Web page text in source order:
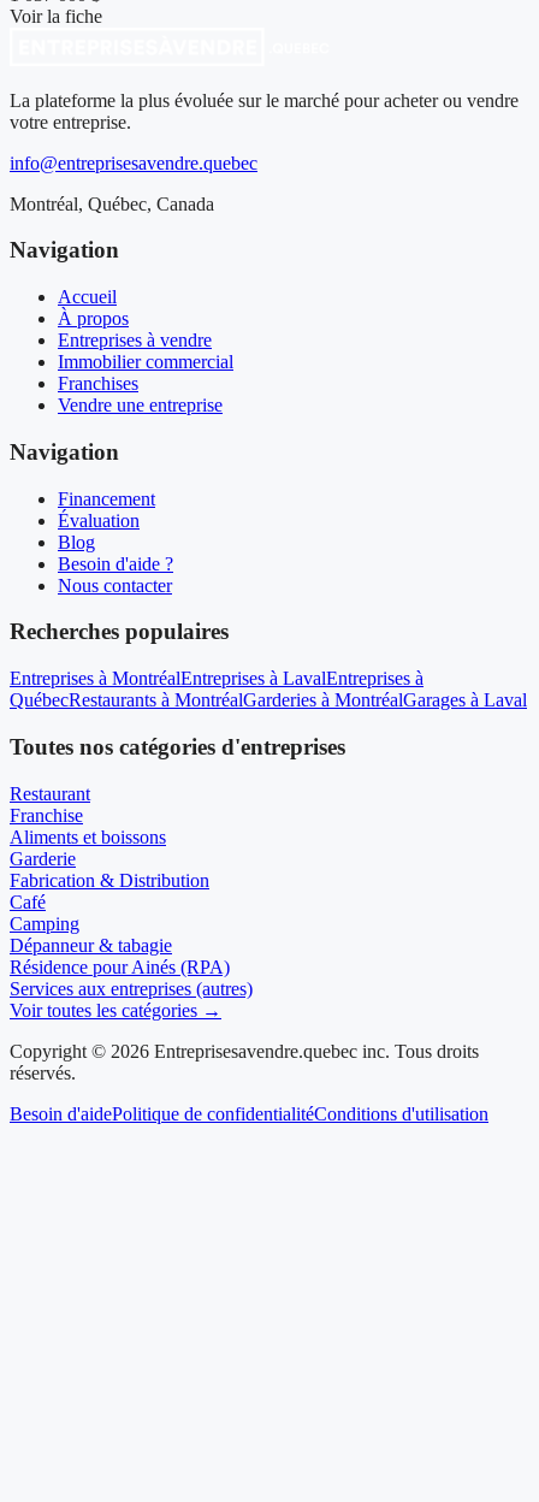
Voir la fiche
La plateforme la plus évoluée sur le marché pour acheter ou vendre
votre entreprise.
info@entreprisesavendre.quebec
Montréal, Québec, Canada
Navigation
Accueil
À propos
Entreprises à vendre
Immobilier commercial
Franchises
Vendre une entreprise
Navigation
Financement
Évaluation
Blog
Besoin d'aide ?
Nous contacter
Recherches populaires
Entreprises à MontréalEntreprises à LavalEntreprises à
QuébecRestaurants à MontréalGarderies à MontréalGarages à Laval
Toutes nos catégories d'entreprises
Restaurant
Franchise
Aliments et boissons
Garderie
Fabrication & Distribution
Café
Camping
Dépanneur & tabagie
Résidence pour Ainés (RPA)
Services aux entreprises (autres)
Voir toutes les catégories →
Copyright © 2026 Entreprisesavendre.quebec inc. Tous droits
réservés.
Besoin d'aidePolitique de confidentialitéConditions d'utilisation